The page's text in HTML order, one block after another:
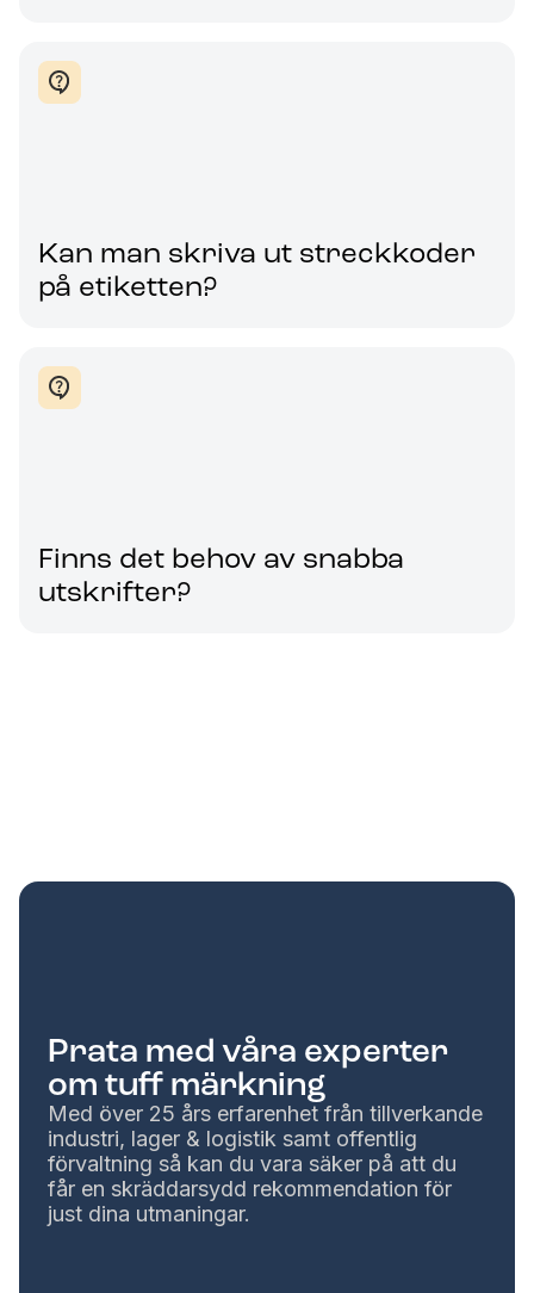
Kan man skriva ut streckkoder
på etiketten?
Finns det behov av snabba
utskrifter?
Prata med våra experter
om tuff märkning
Med över 25 års erfarenhet från tillverkande
industri, lager & logistik samt offentlig
förvaltning så kan du vara säker på att du
får en skräddarsydd rekommendation för
just dina utmaningar.